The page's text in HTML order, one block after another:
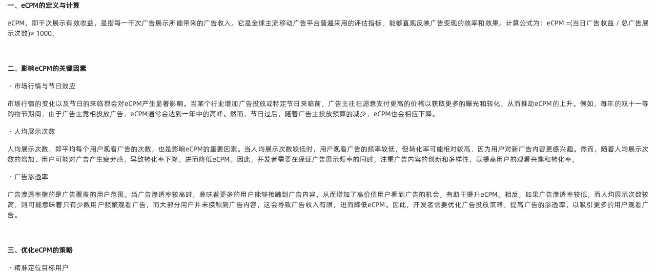
一、eCPM的定义与计算
eCPM，即千次展示有效收益，是指每一千次广告展示所能带来的广告收入。它是全球主流移动广告平台普遍采用的评估指标，能够直观反映广告变现的效率和效果。计算公式为：eCPM =(当日广告收益 / 总广告展
示次数)× 1000。
二、影响eCPM的关键因素
・市场行情与节日效应
市场行情的变化以及节日的来临都会对eCPM产生显著影响。当某个行业增加广告投放或特定节日来临前，广告主往往愿意支付更高的价格以获取更多的曝光和转化，从而推动eCPM的上升。例如，每年的双十一等
购物节期间，由于广告主竞相投放广告，eCPM通常会达到一年中的高峰。然而，节日过后，随着广告主投放预算的减少，eCPM也会相应下降。
・人均展示次数
人均展示次数，即平均每个用户观看广告的次数，也是影响eCPM的重要因素。当人均展示次数较低时，用户观看广告的频率较低，但转化率可能相对较高，因为用户对新广告内容更感兴趣。然而，随着人均展示次
数的增加，用户可能对广告产生疲劳感，导致转化率下降，进而降低eCPM。因此，开发者需要在保证广告展示频率的同时，注重广告内容的创新和多样性，以提高用户的观看兴趣和转化率。
・广告渗透率
广告渗透率指的是广告覆盖的用户范围。当广告渗透率较高时，意味着更多的用户能够接触到广告内容，从而增加了高价值用户看到广告的机会，有助于提升eCPM。相反，如果广告渗透率较低，而人均展示次数较
高，则可能意味着只有少数用户频繁观看广告，而大部分用户并未接触到广告内容，这会导致广告收入有限，进而降低eCPM。因此，开发者需要优化广告投放策略，提高广告的渗透率，以吸引更多的用户观看广
告。
三、优化eCPM的策略
・精准定位目标用户